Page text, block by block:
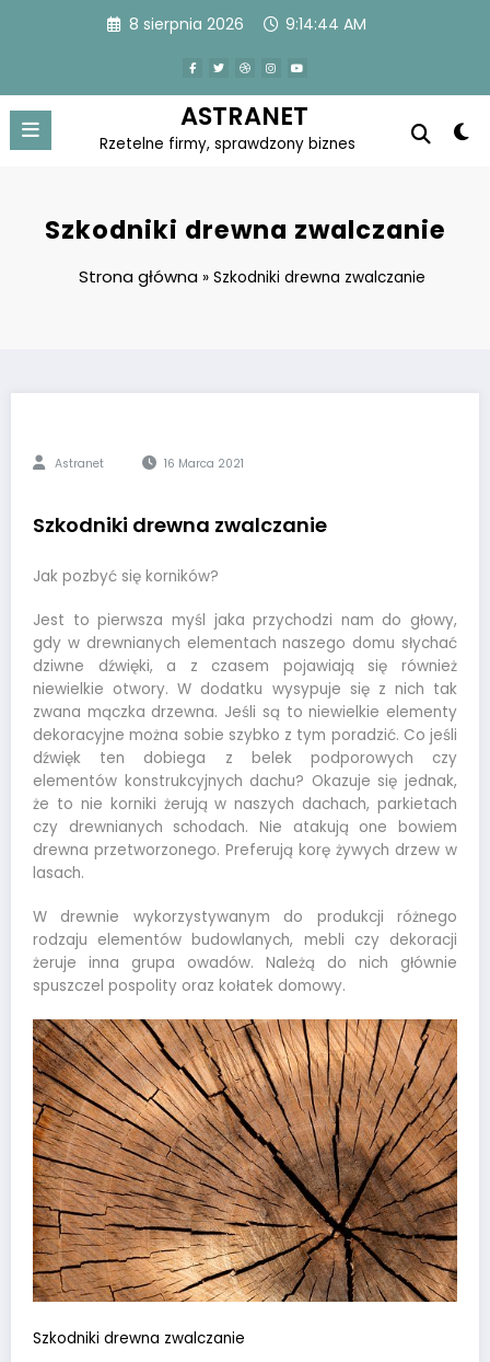
8 sierpnia 2026 9:14:45 AM
ASTRANET
Rzetelne firmy, sprawdzony biznes
Szkodniki drewna zwalczanie
Strona główna »Szkodniki drewna zwalczanie
Astranet 16 Marca 2021
Szkodniki drewna zwalczanie
Jak pozbyć się korników?
Jest to pierwsza myśl jaka przychodzi nam do głowy,
gdy w drewnianych elementach naszego domu słychać
dziwne dźwięki, a z czasem pojawiają się również
niewielkie otwory. W dodatku wysypuje się z nich tak
zwana mączka drzewna. Jeśli są to niewielkie elementy
dekoracyjne można sobie szybko z tym poradzić. Co jeśli
dźwięk ten dobiega z belek podporowych czy
elementów konstrukcyjnych dachu? Okazuje się jednak,
że to nie korniki żerują w naszych dachach, parkietach
czy drewnianych schodach. Nie atakują one bowiem
drewna przetworzonego. Preferują korę żywych drzew w
lasach.
W drewnie wykorzystywanym do produkcji różnego
rodzaju elementów budowlanych, mebli czy dekoracji
żeruje inna grupa owadów. Należą do nich głównie
spuszczel pospolity oraz kołatek domowy.
Szkodniki drewna zwalczanie